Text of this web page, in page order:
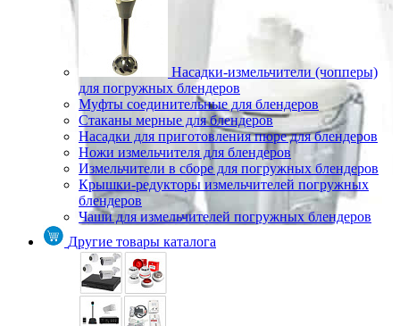
Насадки-измельчители (чопперы)
для погружных блендеров
Муфты соединительные для блендеров
Стаканы мерные для блендеров
Насадки для приготовления пюре для блендеров
Ножи измельчителя для блендеров
Измельчители в сборе для погружных блендеров
Крышки-редукторы измельчителей погружных
блендеров
Чаши для измельчителей погружных блендеров
Другие товары каталога